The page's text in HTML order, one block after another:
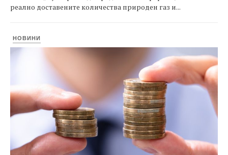
реално доставените количества природен газ и...
НОВИНИ